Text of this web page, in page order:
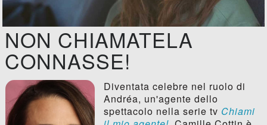
NON CHIAMATELA
CONNASSE!
Diventata celebre nel ruolo di
Andréa, un'agente dello
spettacolo nella serie tv Chiami